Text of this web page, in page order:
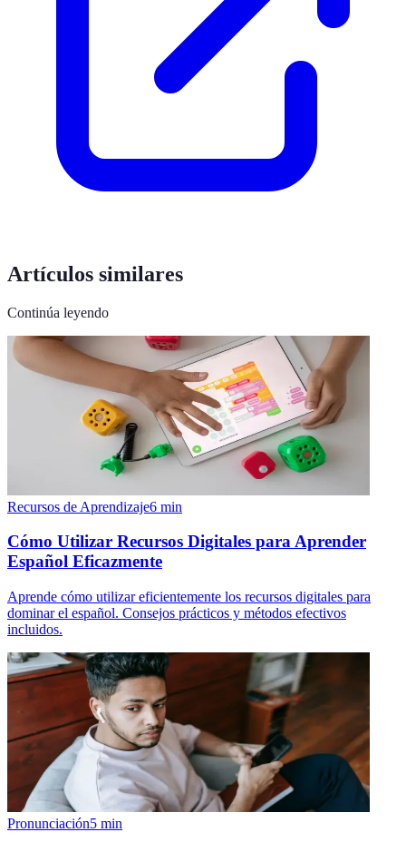
Artículos similares
Continúa leyendo
Recursos de Aprendizaje6 min
Cómo Utilizar Recursos Digitales para Aprender
Español Eficazmente
Aprende cómo utilizar eficientemente los recursos digitales para
dominar el español. Consejos prácticos y métodos efectivos
incluidos.
Pronunciación5 min